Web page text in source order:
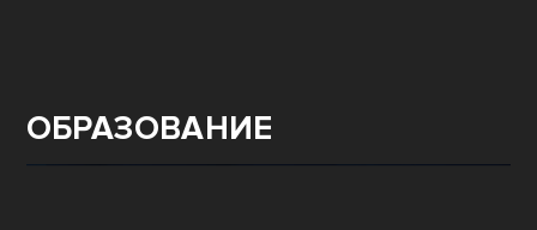
ОБРАЗОВАНИЕ